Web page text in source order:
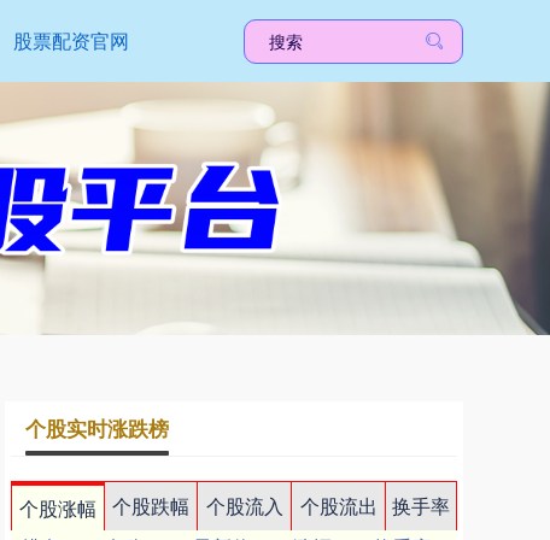
股票配资官网
个股实时涨跌榜
个股涨幅 个股跌幅 个股流入 个股流出
换手率